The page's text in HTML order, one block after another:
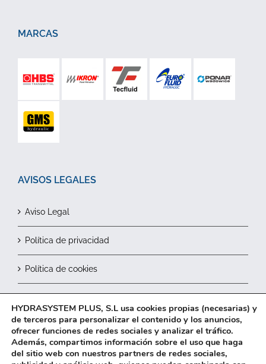
MARCAS
AVISOS LEGALES
Aviso Legal
Política de privacidad
Política de cookies
HYDRASYSTEM PLUS, S.L usa cookies propias (necesarias) y
de terceros para personalizar el contenido y los anuncios,
ofrecer funciones de redes sociales y analizar el tráfico.
Además, compartimos información sobre el uso que haga
del sitio web con nuestros partners de redes sociales,